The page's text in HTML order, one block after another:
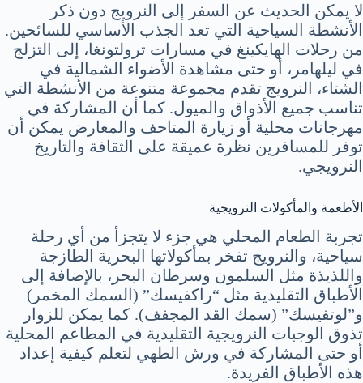
لا يمكن الحديث عن السفر إلى النرويج دون ذكر
الأنشطة السياحية التي تعد الجذب الأساسي للسائحين.
من رحلات الهايكينغ في مسارات ترولتونغا، إلى التزلج
في ليلهامر، أو حتى مشاهدة الأضواء الشمالية في
الشتاء، النرويج تقدم مجموعة متنوعة من الأنشطة التي
تناسب جميع الأذواق والميول. كما أن المشاركة في
مهرجانات محلية أو زيارة المتاحف والمعارض يمكن أن
توفر للمسافرين نظرة عميقة على الثقافة والتاريخ
النرويجي.
الأطعمة والمأكولات النرويجية
تجربة الطعام المحلي هي جزء لا يتجزأ من أي رحلة
سياحية، والنرويج تفخر بمأكولاتها البحرية الطازجة
واللذيذة مثل السلمون وسرطان البحر، بالإضافة إلى
الأطباق التقليدية مثل “راكفيسك” (السمك المخمر)
و”لوتفيسك” (سمك القد المجفف). كما يمكن للزوار
تذوق الوجبات النرويجية التقليدية في المطاعم المحلية
أو حتى المشاركة في ورش الطهي لتعلم كيفية إعداد
هذه الأطباق الفريدة.